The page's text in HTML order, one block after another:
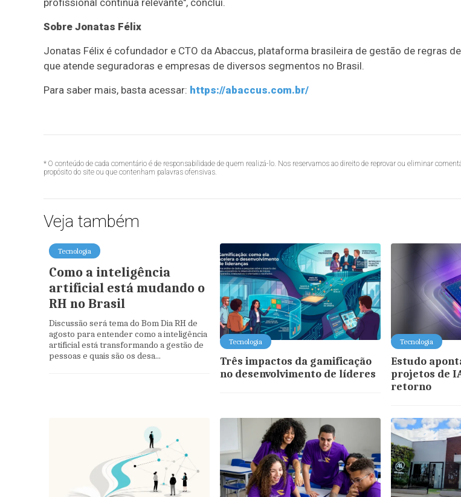
profissional continua relevante", conclui.
Sobre Jonatas Félix
Jonatas Félix é cofundador e CTO da Abaccus, plataforma brasileira de gestão de regras
que atende seguradoras e empresas de diversos segmentos no Brasil.
Para saber mais, basta acessar: https://abaccus.com.br/
* O conteúdo de cada comentário é de responsabilidade de quem realizá-lo. Nos reservamos ao direito de reprovar ou eliminar
propósito do site ou que contenham palavras ofensivas.
Veja também
Tecnologia
Como a inteligência
artificial está mudando o
RH no Brasil
Discussão será tema do Bom Dia RH de
agosto para entender como a inteligência
artificial está transformando a gestão de
pessoas e quais são os desa...
Tecnologia
Três impactos da gamificação
no desenvolvimento de líderes
Tecnologia
Estudo
projetos de
retorno